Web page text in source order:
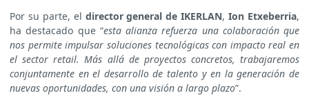
Por su parte, el director general de IKERLAN,Ion Etxeberria,
ha destacado que “esta alianza refuerza una colaboración que
nos permite impulsar soluciones tecnológicas con impacto real en
el sector retail. Más allá de proyectos concretos, trabajaremos
conjuntamente en el desarrollo de talento y en la generación de
nuevas oportunidades, con una visión a largo plazo”.